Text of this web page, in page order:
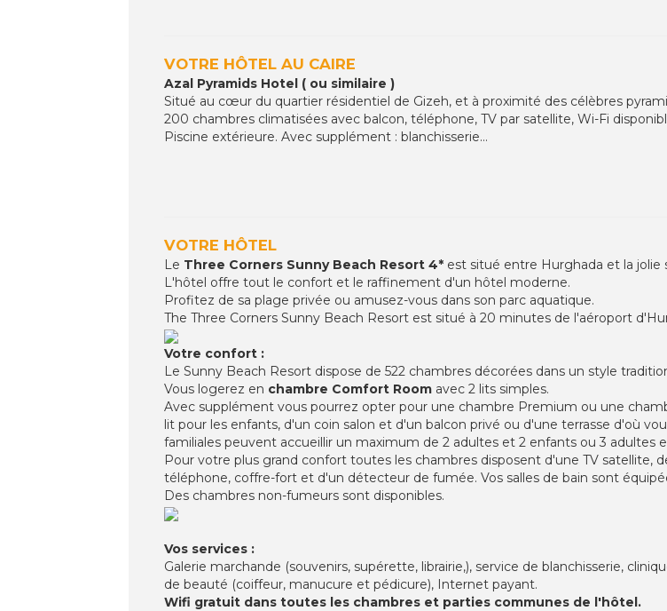
VOTRE HÔTEL AU CAIRE
Azal Pyramids Hotel ( ou similaire )
Situé au cœur du quartier résidentiel de Gizeh, et à proximité des célèbres
200 chambres climatisées avec balcon, téléphone, TV par satellite, Wi-Fi
Piscine extérieure. Avec supplément : blanchisserie…
VOTRE HÔTEL
Le Three Corners Sunny Beach Resort 4* est situé entre Hurghada et la jolie
L'hôtel offre tout le confort et le raffinement d'un hôtel moderne.
Profitez de sa plage privée ou amusez-vous dans son parc aquatique.
The Three Corners Sunny Beach Resort est situé à 20 minutes de l'aéroport
Votre confort :
Le Sunny Beach Resort dispose de 522 chambres décorées dans un style
Vous logerez en chambre Comfort Room avec 2 lits simples.
Avec supplément vous pourrez opter pour une chambre Premium ou une
lit pour les enfants, d'un coin salon et d'un balcon privé ou d'une terrasse d'où
familiales peuvent accueillir un maximum de 2 adultes et 2 enfants ou 3 adultes
Pour votre plus grand confort toutes les chambres disposent d'une TV satellite,
téléphone, coffre-fort et d'un détecteur de fumée. Vos salles de bain sont
Des chambres non-fumeurs sont disponibles.
Vos services :
Galerie marchande (souvenirs, supérette, librairie,), service de blanchisserie,
de beauté (coiffeur, manucure et pédicure), Internet payant.
Wifi gratuit dans toutes les chambres et parties communes de l'hôtel.